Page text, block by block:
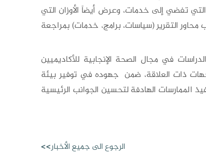
تفضي إلى خدمات، وعرض أيضاً الأوزان التي
التقرير (سياسات، برامج، خدمات) بمراجعة
في مجال الصحة الإنجابية للأكاديميين
ذات العلاقة، ضمن جهوده في توفير بيئة
الممارسات الهادفة لتحسين الجوانب الرئيسية
الرجوع الى جميع الأخبار>>